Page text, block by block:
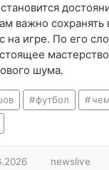
важно
на игре. По его
шума.
футбол
newslive